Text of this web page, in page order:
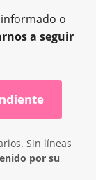
o
a seguir
Sin líneas
por su